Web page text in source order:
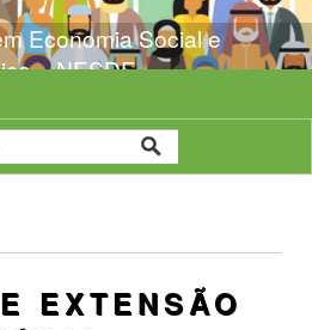
Acesso à informação
Legislação
Economia Social e
– NESDE
EXTENSÃO